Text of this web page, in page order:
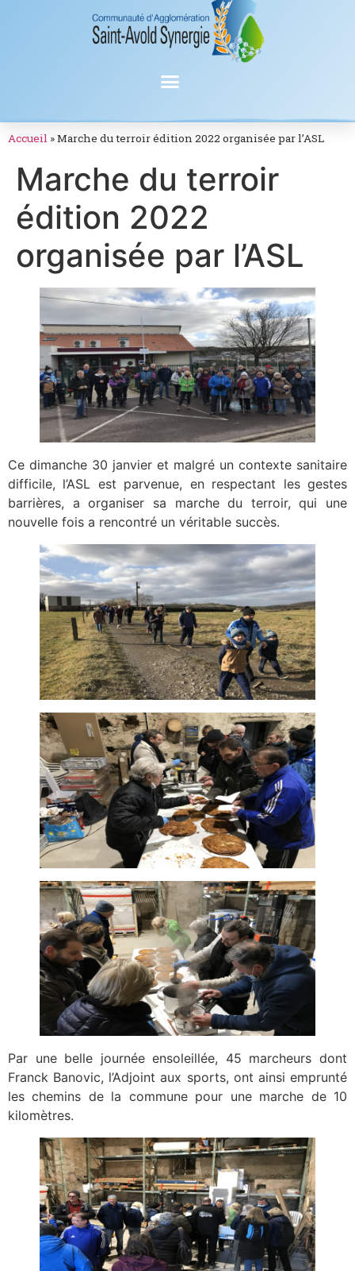
Accueil »Marche du terroir édition 2022 organisée par l’ASL
Marche du terroir
édition 2022
organisée par l’ASL
Ce dimanche 30 janvier et malgré un contexte sanitaire
difficile, l’ASL est parvenue, en respectant les gestes
barrières, a organiser sa marche du terroir, qui une
nouvelle fois a rencontré un véritable succès.
Par une belle journée ensoleillée, 45 marcheurs dont
Franck Banovic, l’Adjoint aux sports, ont ainsi emprunté
les chemins de la commune pour une marche de 10
kilomètres.